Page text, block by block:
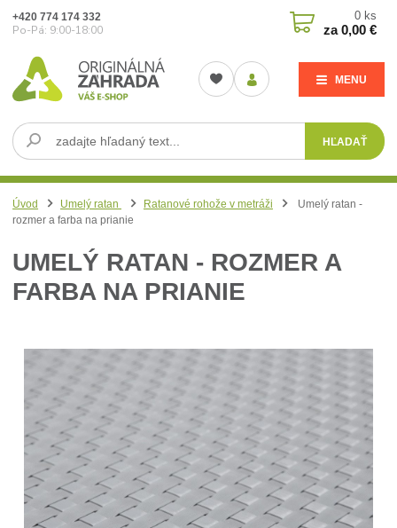
MENU
HĽADAŤ
+420 774 174 332
Po-Pá: 9:00-18:00
0 ks
za0,00 €
Úvod Umelý ratan Ratanové rohože v metráži
Umelý ratan -
rozmer a farba na prianie
UMELÝ RATAN - ROZMER A
FARBA NA PRIANIE